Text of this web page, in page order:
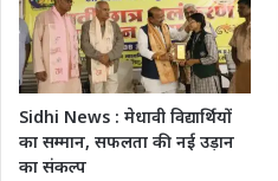
Sidhi News : मेधावी विद्यार्थियों
का सम्मान, सफलता की नई उड़ान
का संकल्प